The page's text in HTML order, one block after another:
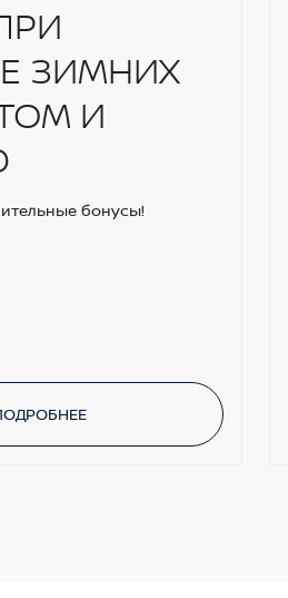
ЗИМНИХ
И
бонусы!